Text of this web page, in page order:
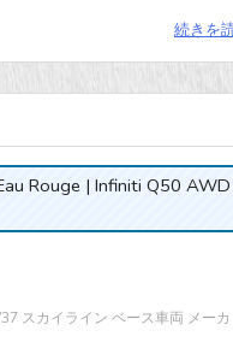
続きを
Rouge | Infiniti Q50 AWD
スカイライン ベース車両 メーカ